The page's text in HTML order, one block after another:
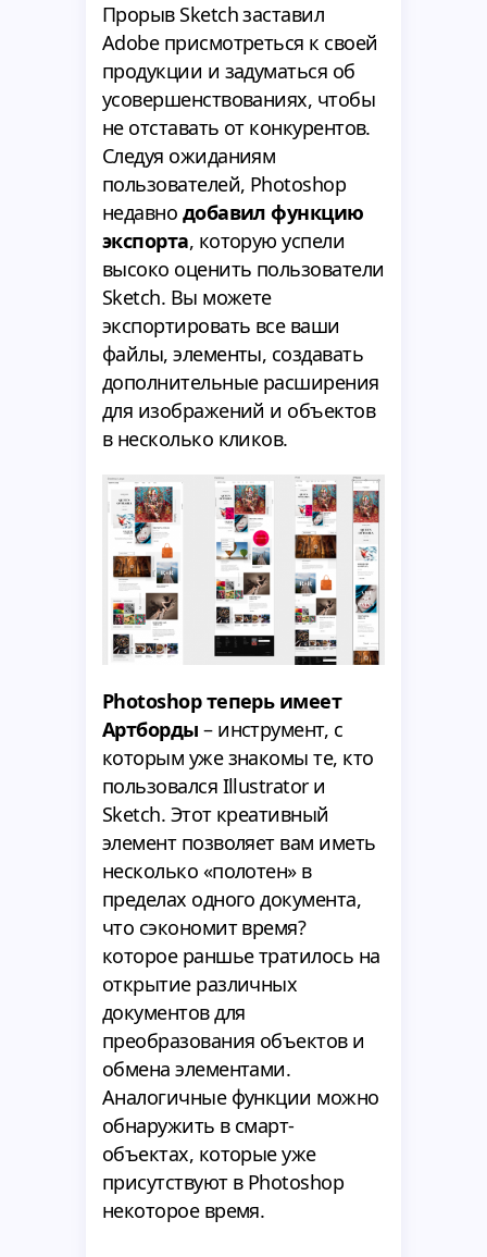
Прорыв Sketch заставил
Adobe присмотреться к своей
продукции и задуматься об
усовершенствованиях, чтобы
не отставать от конкурентов.
Следуя ожиданиям
пользователей, Photoshop
недавно добавил функцию
экспорта, которую успели
высоко оценить пользователи
Sketch. Вы можете
экспортировать все ваши
файлы, элементы, создавать
дополнительные расширения
для изображений и объектов
в несколько кликов.
Photoshop теперь имеет
Артборды – инструмент, с
которым уже знакомы те, кто
пользовался Illustrator и
Sketch. Этот креативный
элемент позволяет вам иметь
несколько «полотен» в
пределах одного документа,
что сэкономит время?
которое раншье тратилось на
открытие различных
документов для
преобразования объектов и
обмена элементами.
Аналогичные функции можно
обнаружить в смарт-
объектах, которые уже
присутствуют в Photoshop
некоторое время.